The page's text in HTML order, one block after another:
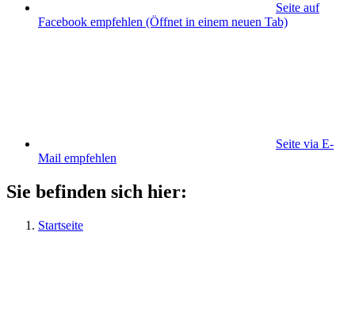
Seite auf
Facebook empfehlen (Öffnet in einem neuen Tab)
Seite via E-
Mail empfehlen
Sie befinden sich hier:
Startseite